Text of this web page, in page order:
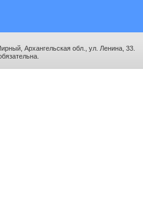
Архангельская обл., ул. Ленина, 33.